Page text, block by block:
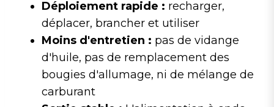
Déploiement rapide : recharger,
déplacer, brancher et utiliser
Moins d'entretien : pas de vidange
d'huile, pas de remplacement des
bougies d'allumage, ni de mélange de
carburant